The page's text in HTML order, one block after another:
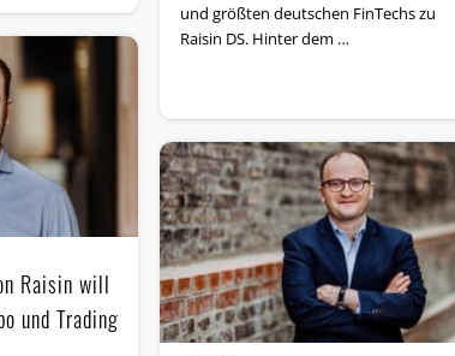
und größten deutschen FinTechs zu
Raisin DS. Hinter dem …
Raisin will
und Trading